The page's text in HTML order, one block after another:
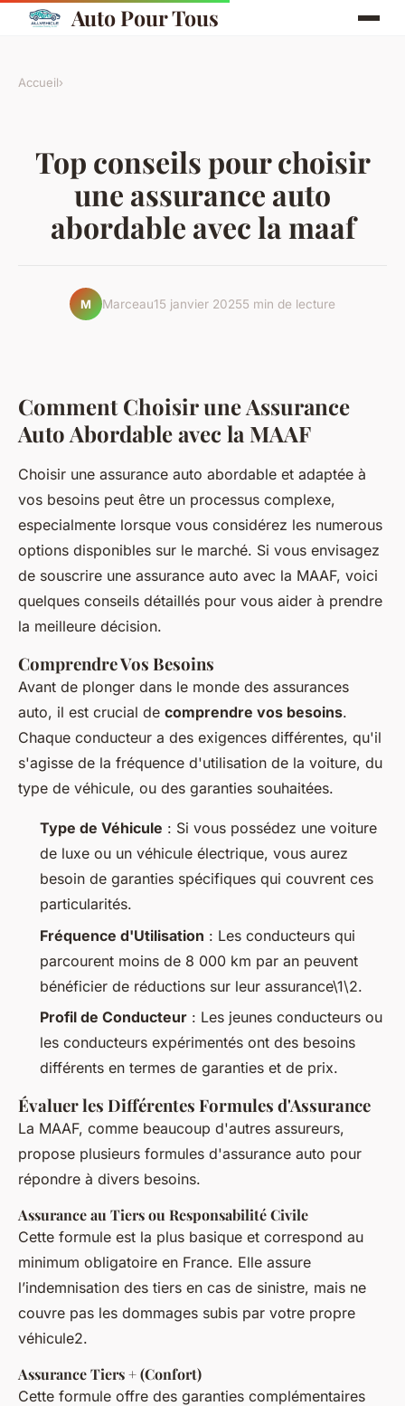
Auto Pour Tous
Accueil›
Top conseils pour choisir
une assurance auto
abordable avec la maaf
M Marceau15 janvier 20255 min de lecture
Comment Choisir une Assurance
Auto Abordable avec la MAAF
Choisir une assurance auto abordable et adaptée à
vos besoins peut être un processus complexe,
especialmente lorsque vous considérez les numerous
options disponibles sur le marché. Si vous envisagez
de souscrire une assurance auto avec la MAAF, voici
quelques conseils détaillés pour vous aider à prendre
la meilleure décision.
Comprendre Vos Besoins
Avant de plonger dans le monde des assurances
auto, il est crucial de comprendre vos besoins.
Chaque conducteur a des exigences différentes, qu'il
s'agisse de la fréquence d'utilisation de la voiture, du
type de véhicule, ou des garanties souhaitées.
Type de Véhicule : Si vous possédez une voiture
de luxe ou un véhicule électrique, vous aurez
besoin de garanties spécifiques qui couvrent ces
particularités.
Fréquence d'Utilisation : Les conducteurs qui
parcourent moins de 8 000 km par an peuvent
bénéficier de réductions sur leur assurance\1\2.
Profil de Conducteur : Les jeunes conducteurs ou
les conducteurs expérimentés ont des besoins
différents en termes de garanties et de prix.
Évaluer les Différentes Formules d'Assurance
La MAAF, comme beaucoup d'autres assureurs,
propose plusieurs formules d'assurance auto pour
répondre à divers besoins.
Assurance au Tiers ou Responsabilité Civile
Cette formule est la plus basique et correspond au
minimum obligatoire en France. Elle assure
l’indemnisation des tiers en cas de sinistre, mais ne
couvre pas les dommages subis par votre propre
véhicule2.
Assurance Tiers + (Confort)
Cette formule offre des garanties complémentaires